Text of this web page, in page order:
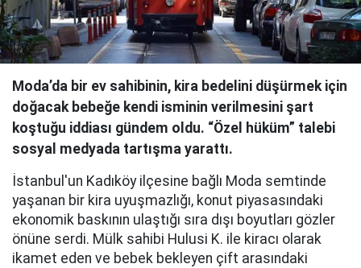
Moda’da bir ev sahibinin, kira bedelini düşürmek için
doğacak bebeğe kendi isminin verilmesini şart
koştuğu iddiası gündem oldu. “Özel hüküm” talebi
sosyal medyada tartışma yarattı.
İstanbul'un Kadıköy ilçesine bağlı Moda semtinde
yaşanan bir kira uyuşmazlığı, konut piyasasındaki
ekonomik baskının ulaştığı sıra dışı boyutları gözler
önüne serdi. Mülk sahibi Hulusi K. ile kiracı olarak
ikamet eden ve bebek bekleyen çift arasındaki